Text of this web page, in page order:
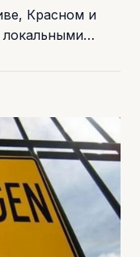
Красном и
локальными…